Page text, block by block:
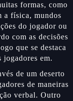
formas, como
a física, mundos
do jogador ou
com as decisões
que se destaca
jogadores em.
de um deserto
de maneiras
verbal. Outro